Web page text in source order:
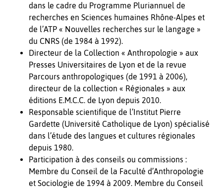
dans le cadre du Programme Pluriannuel de
recherches en Sciences humaines Rhône-Alpes et
de l’ATP « Nouvelles recherches sur le langage »
du CNRS (de 1984 à 1992).
Directeur de la Collection « Anthropologie » aux
Presses Universitaires de Lyon et de la revue
Parcours anthropologiques (de 1991 à 2006),
directeur de la collection « Régionales » aux
éditions E.M.C.C. de Lyon depuis 2010.
Responsable scientifique de l’Institut Pierre
Gardette (Université Catholique de Lyon) spécialisé
dans l’étude des langues et cultures régionales
depuis 1980.
Participation à des conseils ou commissions :
Membre du Conseil de la Faculté d’Anthropologie
et Sociologie de 1994 à 2009. Membre du Conseil